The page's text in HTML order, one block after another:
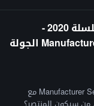
"FIA GT Championships" ضمن سلسلة 2020 -
المرحلة 3 | Nations Cup وManufacturer Series الجولة
تدور معركة على الصدارة في آخر لفة من Manufacturer Series مع